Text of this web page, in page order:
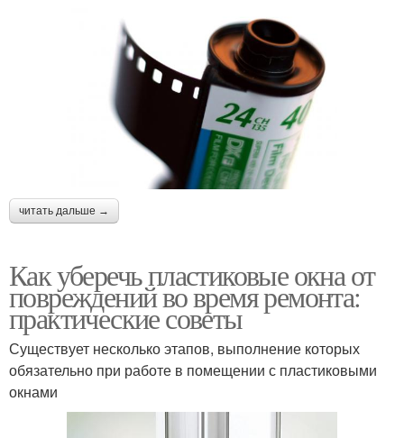
читать дальше →
Как уберечь пластиковые окна от
повреждений во время ремонта:
практические советы
Существует несколько этапов, выполнение которых
обязательно при работе в помещении с пластиковыми
окнами